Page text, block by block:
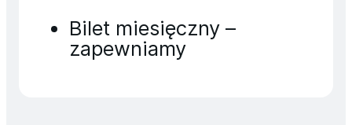
Bilet miesięczny –
zapewniamy